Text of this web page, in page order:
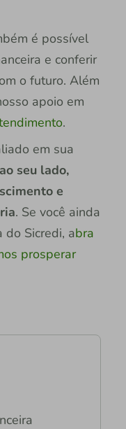
é possível
e conferir
o futuro. Além
apoio em
.
em sua
seu lado,
e
. Se você ainda
do Sicredi, abra
prosperar